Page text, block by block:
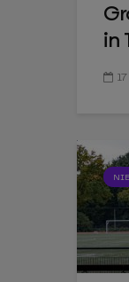
in